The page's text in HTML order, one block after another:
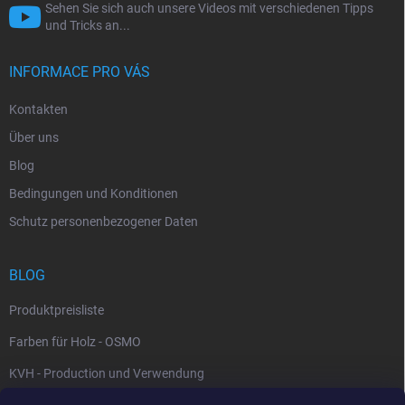
Sehen Sie sich auch unsere Videos mit verschiedenen Tipps
und Tricks an...
INFORMACE PRO VÁS
Kontakten
Über uns
Blog
Bedingungen und Konditionen
Schutz personenbezogener Daten
BLOG
Produktpreisliste
Farben für Holz - OSMO
KVH - Production und Verwendung